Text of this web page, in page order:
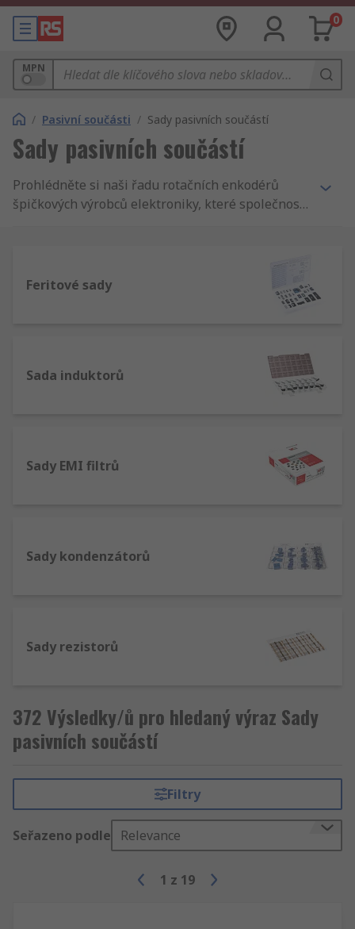
0
MPN
/ Pasivní součásti / Sady pasivních součástí
Sady pasivních součástí
Prohlédněte si naši řadu rotačních enkodérů
špičkových výrobců elektroniky, které společnost
nových produktech, zdarma nabízených online
konstruktérských nástrojích a řadě dalších témat.
Feritové sady
Sada induktorů
Sady EMI filtrů
Sady kondenzátorů
Sady rezistorů
372 Výsledky/ů pro hledaný výraz Sady
pasivních součástí
Filtry
Seřazeno podle Relevance
1 z 19